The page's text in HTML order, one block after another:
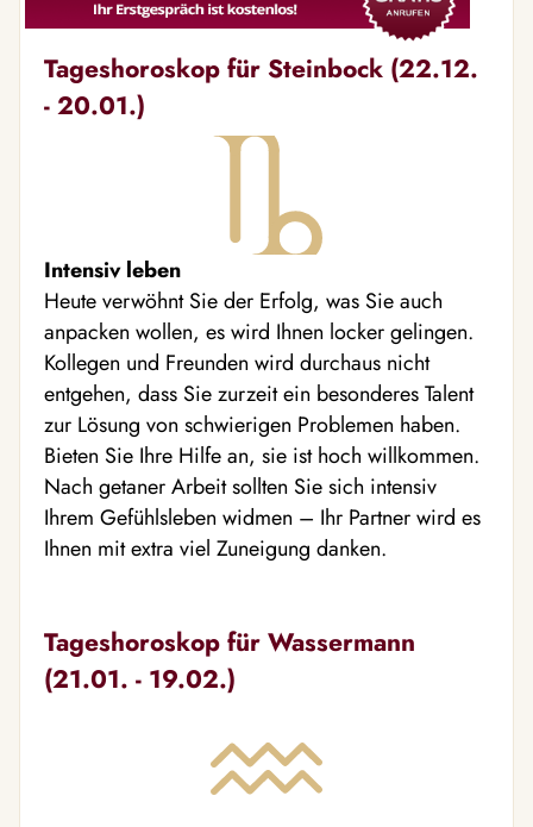
Tageshoroskop für Steinbock (22.12.
- 20.01.)
Intensiv leben
Heute verwöhnt Sie der Erfolg, was Sie auch
anpacken wollen, es wird Ihnen locker gelingen.
Kollegen und Freunden wird durchaus nicht
entgehen, dass Sie zurzeit ein besonderes Talent
zur Lösung von schwierigen Problemen haben.
Bieten Sie Ihre Hilfe an, sie ist hoch willkommen.
Nach getaner Arbeit sollten Sie sich intensiv
Ihrem Gefühlsleben widmen – Ihr Partner wird es
Ihnen mit extra viel Zuneigung danken.
Tageshoroskop für Wassermann
(21.01. - 19.02.)